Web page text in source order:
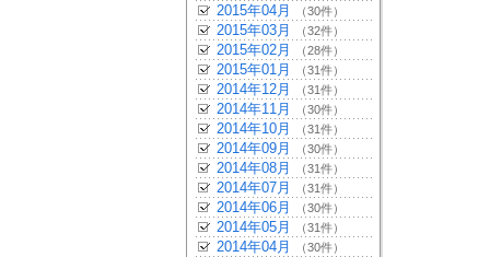
2015年04月 （30件）
2015年03月 （32件）
2015年02月 （28件）
2015年01月 （31件）
2014年12月 （31件）
2014年11月 （30件）
2014年10月 （31件）
2014年09月 （30件）
2014年08月 （31件）
2014年07月 （31件）
2014年06月 （30件）
2014年05月 （31件）
2014年04月 （30件）